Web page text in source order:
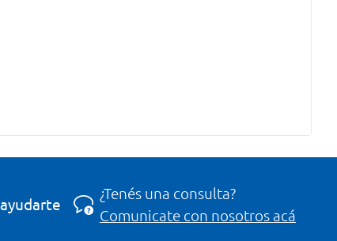
¿Tenés una consulta?
Comunicate con nosotros acá